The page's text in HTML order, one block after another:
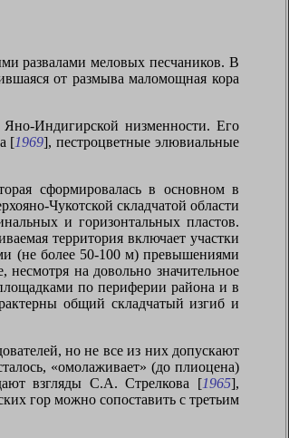
развалами меловых песчаников. В
от размыва маломощная кора
Индигирской низменности. Его
[1969], пестроцветные элювиальные
сформировалась в основном в
Чукотской складчатой области
и горизонтальных пластов.
территория включает участки
(не более 50-100 м) превышениями
на довольно значительное
по периферии района и в
общий складчатый изгиб и
но не все из них допускают
«омолаживает» (до плиоцена)
взгляды С.А. Стрелкова [1965],
гор можно сопоставить с третьим